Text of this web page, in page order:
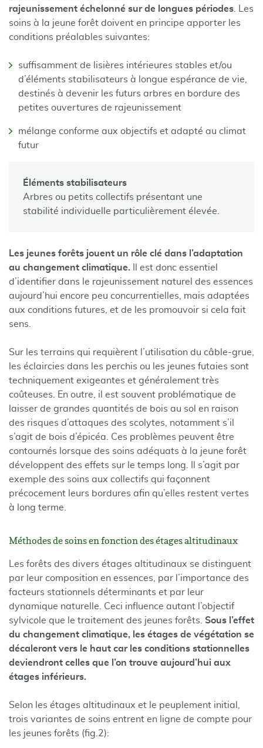
rajeunissement échelonné sur de longues périodes . Les
soins à la jeune forêt doivent en principe apporter les
conditions préalables suivantes:
suffisamment de lisières intérieures stables et/ou
d’éléments stabilisateurs à longue espérance de vie,
destinés à devenir les futurs arbres en bordure des
petites ouvertures de rajeunissement
mélange conforme aux objectifs et adapté au climat
futur
Éléments stabilisateurs
Arbres ou petits collectifs présentant une
stabilité individuelle particulièrement élevée.
Les jeunes forêts jouent un rôle clé dans l’adaptation
au changement climatique. Il est donc essentiel
d’identifier dans le rajeunissement naturel des essences
aujourd’hui encore peu concurrentielles, mais adaptées
aux conditions futures, et de les promouvoir si cela fait
sens.
Sur les terrains qui requièrent l’utilisation du câble-grue,
les éclaircies dans les perchis ou les jeunes futaies sont
techniquement exigeantes et généralement très
coûteuses. En outre, il est souvent problématique de
laisser de grandes quantités de bois au sol en raison
des risques d’attaques des scolytes, notamment s’il
s’agit de bois d’épicéa. Ces problèmes peuvent être
contournés lorsque des soins adéquats à la jeune forêt
développent des effets sur le temps long. Il s’agit par
exemple des soins aux collectifs qui façonnent
précocement leurs bordures afin qu’elles restent vertes
à long terme.
Méthodes de soins en fonction des étages altitudinaux
Les forêts des divers étages altitudinaux se distinguent
par leur composition en essences, par l’importance des
facteurs stationnels déterminants et par leur
dynamique naturelle. Ceci influence autant l’objectif
sylvicole que le traitement des jeunes forêts. Sous l’effet
du changement climatique, les étages de végétation se
décaleront vers le haut car les conditions stationnelles
deviendront celles que l’on trouve aujourd’hui aux
étages inférieurs.
Selon les étages altitudinaux et le peuplement initial,
trois variantes de soins entrent en ligne de compte pour
les jeunes forêts (fig.2):